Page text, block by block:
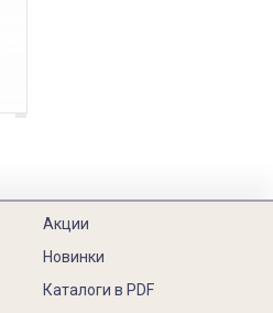
Акции
Новинки
Каталоги в PDF